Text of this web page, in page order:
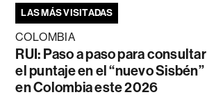
LAS MÁS VISITADAS
COLOMBIA
RUI: Paso a paso para consultar
el puntaje en el “nuevo Sisbén”
en Colombia este 2026